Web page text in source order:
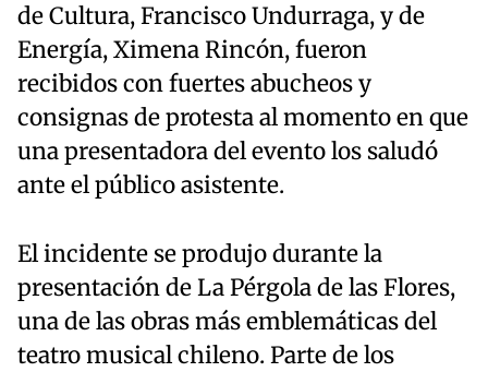
de Cultura, Francisco Undurraga, y de
Energía, Ximena Rincón, fueron
recibidos con fuertes abucheos y
consignas de protesta al momento en que
una presentadora del evento los saludó
ante el público asistente.
El incidente se produjo durante la
presentación de La Pérgola de las Flores,
una de las obras más emblemáticas del
teatro musical chileno. Parte de los